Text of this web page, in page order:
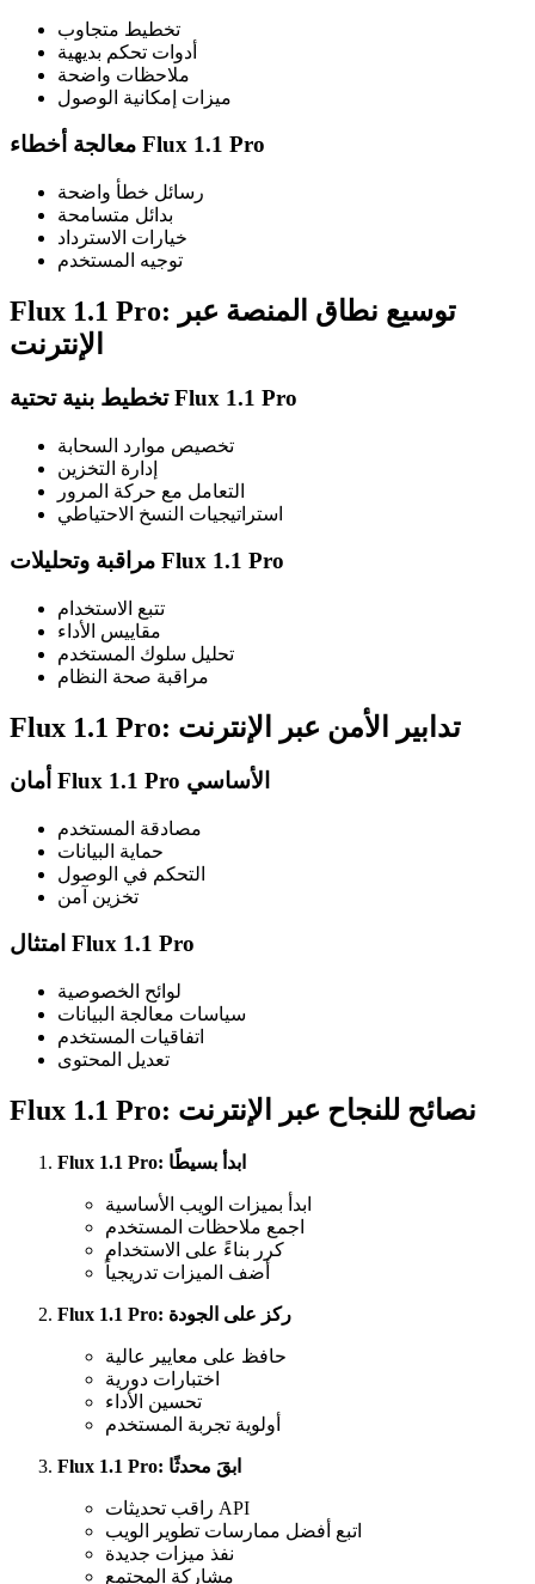
تخطيط متجاوب
أدوات تحكم بديهية
ملاحظات واضحة
ميزات إمكانية الوصول
معالجة أخطاء Flux 1.1 Pro
رسائل خطأ واضحة
بدائل متسامحة
خيارات الاسترداد
توجيه المستخدم
Flux 1.1 Pro: توسيع نطاق المنصة عبر
الإنترنت
تخطيط بنية تحتية Flux 1.1 Pro
تخصيص موارد السحابة
إدارة التخزين
التعامل مع حركة المرور
استراتيجيات النسخ الاحتياطي
مراقبة وتحليلات Flux 1.1 Pro
تتبع الاستخدام
مقاييس الأداء
تحليل سلوك المستخدم
مراقبة صحة النظام
Flux 1.1 Pro: تدابير الأمن عبر الإنترنت
أمان Flux 1.1 Pro الأساسي
مصادقة المستخدم
حماية البيانات
التحكم في الوصول
تخزين آمن
امتثال Flux 1.1 Pro
لوائح الخصوصية
سياسات معالجة البيانات
اتفاقيات المستخدم
تعديل المحتوى
Flux 1.1 Pro: نصائح للنجاح عبر الإنترنت
Flux 1.1 Pro: ابدأ بسيطًا
ابدأ بميزات الويب الأساسية
اجمع ملاحظات المستخدم
كرر بناءً على الاستخدام
أضف الميزات تدريجياً
Flux 1.1 Pro: ركز على الجودة
حافظ على معايير عالية
اختبارات دورية
تحسين الأداء
أولوية تجربة المستخدم
Flux 1.1 Pro: ابقَ محدثًا
راقب تحديثات API
اتبع أفضل ممارسات تطوير الويب
نفذ ميزات جديدة
مشاركة المجتمع